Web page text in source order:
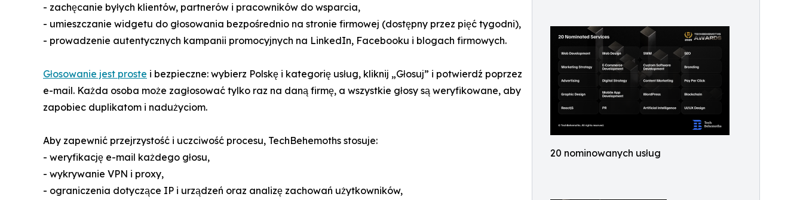
20 nominowanych usług
- zachęcanie byłych klientów, partnerów i pracowników do wsparcia,
- umieszczanie widgetu do głosowania bezpośrednio na stronie firmowej (dostępny przez pięć tygodni),
- prowadzenie autentycznych kampanii promocyjnych na LinkedIn, Facebooku i blogach firmowych.
Głosowanie jest proste i bezpieczne: wybierz Polskę i kategorię usług, kliknij „Głosuj” i potwierdź poprzez
e-mail. Każda osoba może zagłosować tylko raz na daną firmę, a wszystkie głosy są weryfikowane, aby
zapobiec duplikatom i nadużyciom.
Aby zapewnić przejrzystość i uczciwość procesu, TechBehemoths stosuje:
- weryfikację e-mail każdego głosu,
- wykrywanie VPN i proxy,
- ograniczenia dotyczące IP i urządzeń oraz analizę zachowań użytkowników,